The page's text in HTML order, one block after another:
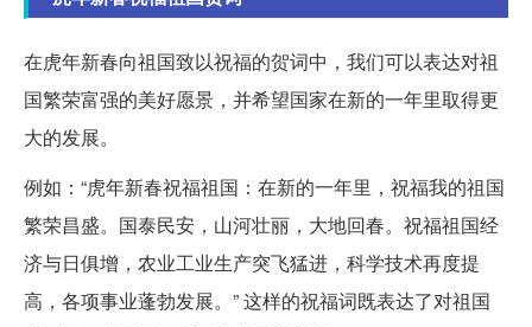
在虎年新春向祖国致以祝福的贺词中，我们可以表达对祖
国繁荣富强的美好愿景，并希望国家在新的一年里取得更
大的发展。
例如：“虎年新春祝福祖国：在新的一年里，祝福我的祖国
繁荣昌盛。国泰民安，山河壮丽，大地回春。祝福祖国经
济与日俱增，农业工业生产突飞猛进，科学技术再度提
高，各项事业蓬勃发展。” 这样的祝福词既表达了对祖国